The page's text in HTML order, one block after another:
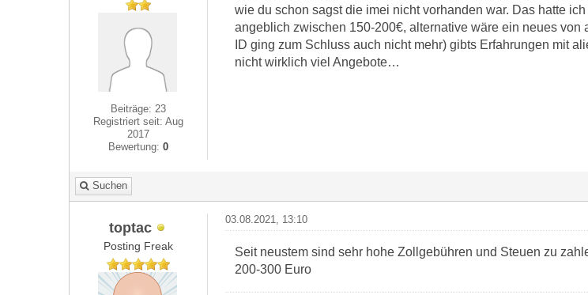
Beiträge: 23
Registriert seit: Aug
2017
Bewertung:0
wie du schon sagst die imei nicht vorhanden war. Das hatte
angeblich zwischen 150-200€, alternative wäre ein neues
ID ging zum Schluss auch nicht mehr) gibts Erfahrungen mit
nicht wirklich viel Angebote…
Suchen
toptac
Posting Freak
03.08.2021, 13:10
Seit neustem sind sehr hohe Zollgebühren und Steuen zu
200-300 Euro